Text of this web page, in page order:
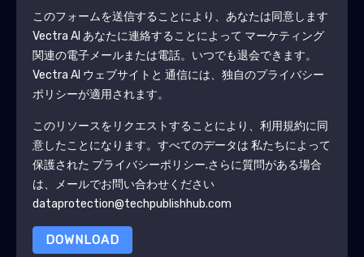
このフォームを送信することにより、あなたは同意します
Vectra Al あなたに連絡することによって マーケティング
関連の電子メールまたは電話。いつでも退会できます。
Vectra Al ウェブサイトと 通信には、独自のプライバシー
ポリシーが適用されます。
このリソースをリクエストすることにより、利用規約に同
意したことになります。すべてのデータは 私たちによって
保護された プライバシーポリシー.さらに質問がある場合
は、メールでお問い合わせください
dataprotection@techpublishhub.com
DOWNLOAD